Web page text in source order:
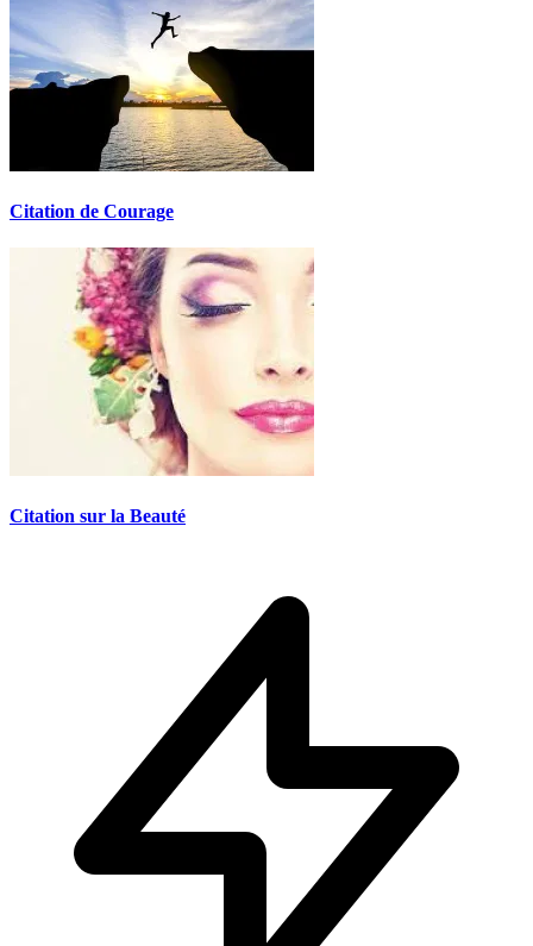
Citation de Courage
Citation sur la Beauté